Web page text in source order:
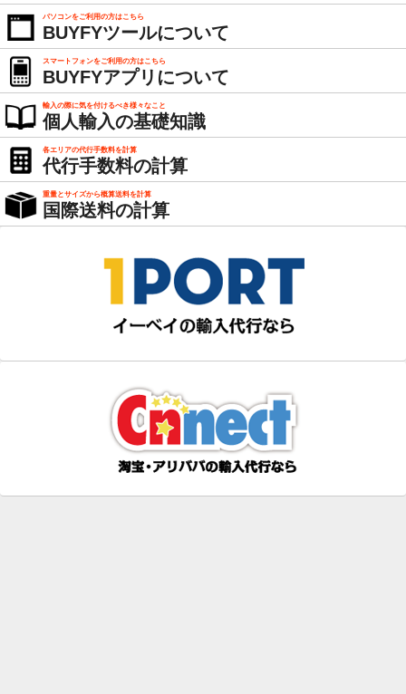
パソコンをご利用の方はこちら
BUYFYツールについて
スマートフォンをご利用の方はこちら
BUYFYアプリについて
輸入の際に気を付けるべき様々なこと
個人輸入の基礎知識
各エリアの代行手数料を計算
代行手数料の計算
重量とサイズから概算送料を計算
国際送料の計算